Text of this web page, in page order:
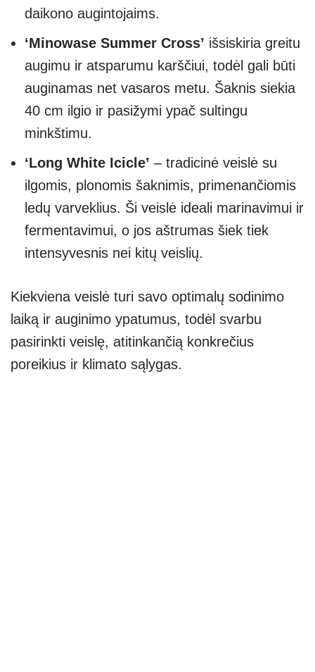
daikono augintojaims.
‘Minowase Summer Cross’ išsiskiria greitu
augimu ir atsparumu karščiui, todėl gali būti
auginamas net vasaros metu. Šaknis siekia
40 cm ilgio ir pasižymi ypač sultingu
minkštimu.
‘Long White Icicle’ – tradicinė veislė su
ilgomis, plonomis šaknimis, primenančiomis
ledų varveklius. Ši veislė ideali marinavimui ir
fermentavimui, o jos aštrumas šiek tiek
intensyvesnis nei kitų veislių.
Kiekviena veislė turi savo optimalų sodinimo
laiką ir auginimo ypatumus, todėl svarbu
pasirinkti veislę, atitinkančią konkrečius
poreikius ir klimato sąlygas.